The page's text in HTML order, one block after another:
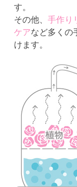
す。
その他、 手作り
ケアなど多くの
けます。